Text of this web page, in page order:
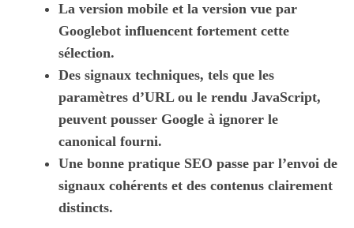
La version mobile et la version vue par
Googlebot influencent fortement cette
sélection.
Des signaux techniques, tels que les
paramètres d’URL ou le rendu JavaScript,
peuvent pousser Google à ignorer le
canonical fourni.
Une bonne pratique SEO passe par l’envoi de
signaux cohérents et des contenus clairement
distincts.